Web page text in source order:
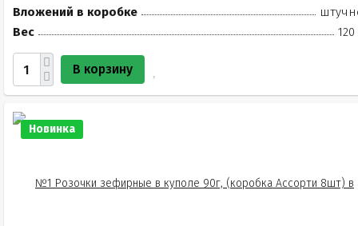
Вложений в коробке
Вес
120
В корзину
Новинка